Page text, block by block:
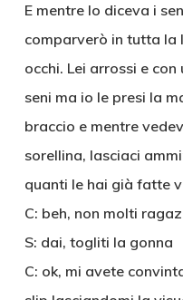
E mentre lo diceva i
comparverò in tutta
occhi. Lei arrossi e
seni ma io le presi la
braccio e mentre
sorellina, lasciaci
quanti le hai già fatte
C: beh, non molti
S: dai, togliti la gonna
C: ok, mi avete